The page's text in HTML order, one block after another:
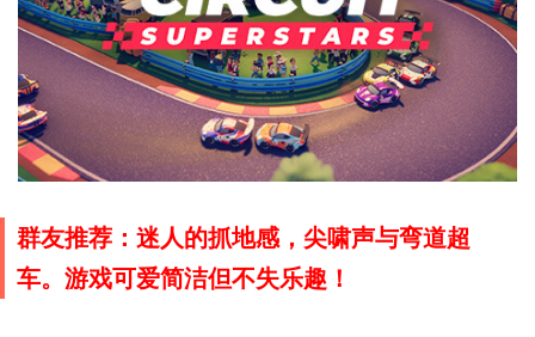
群友推荐：迷人的抓地感，尖啸声与弯道超
车。游戏可爱简洁但不失乐趣！